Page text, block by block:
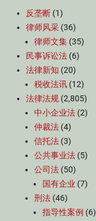
反垄断 (1)
律师风采 (36)
律师文集 (35)
民事诉讼法 (6)
法律新知 (20)
税收法讯 (12)
法律法规 (2,805)
中小企业法 (2)
仲裁法 (4)
信托法 (3)
公共事业法 (5)
公司法 (50)
国有企业 (7)
刑法 (46)
指导性案例 (6)